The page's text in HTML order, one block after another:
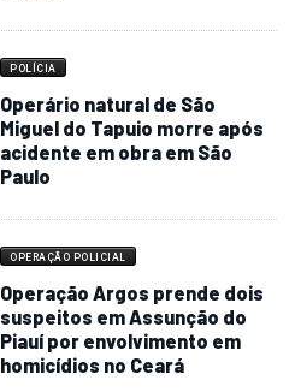
POLÍCIA
Operário natural de São
Miguel do Tapuio morre após
acidente em obra em São
Paulo
OPERAÇÃO POLICIAL
Operação Argos prende dois
suspeitos em Assunção do
Piauí por envolvimento em
homicídios no Ceará